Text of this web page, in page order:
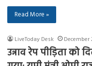
Read More »
LiveToday Desk December
उन्नाव रेप पीड़िता को